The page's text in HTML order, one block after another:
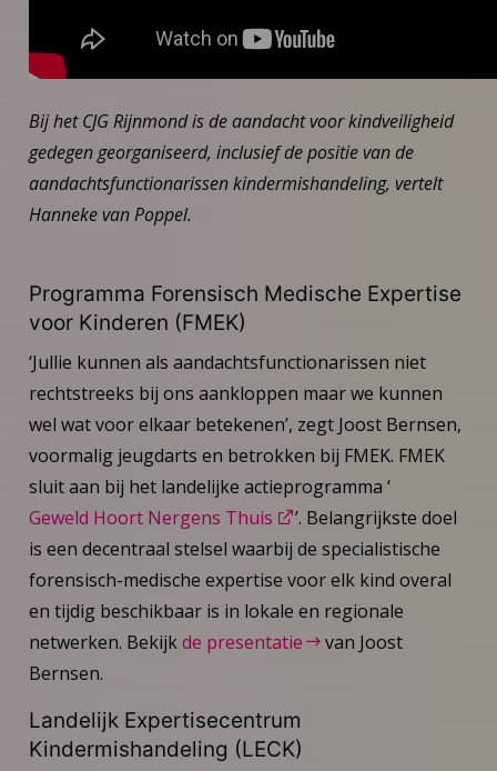
Bij het CJG Rijnmond is de aandacht voor kindveiligheid
gedegen georganiseerd, inclusief de positie van de
aandachtsfunctionarissen kindermishandeling, vertelt
Hanneke van Poppel.
Programma Forensisch Medische Expertise
voor Kinderen (FMEK)
‘Jullie kunnen als aandachtsfunctionarissen niet
rechtstreeks bij ons aankloppen maar we kunnen
wel wat voor elkaar betekenen’, zegt Joost Bernsen,
voormalig jeugdarts en betrokken bij FMEK. FMEK
sluit aan bij het landelijke actieprogramma ‘
Geweld Hoort Nergens Thuis
’. Belangrijkste doel
is een decentraal stelsel waarbij de specialistische
forensisch-medische expertise voor elk kind overal
en tijdig beschikbaar is in lokale en regionale
netwerken. Bekijkde presentatie
van Joost
Bernsen.
Landelijk Expertisecentrum
Kindermishandeling (LECK)